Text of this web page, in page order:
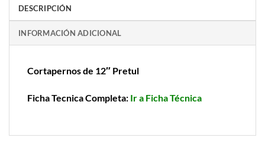
DESCRIPCIÓN
INFORMACIÓN ADICIONAL
Cortapernos de 12″ Pretul
Ficha Tecnica Completa: Ir a Ficha Técnica